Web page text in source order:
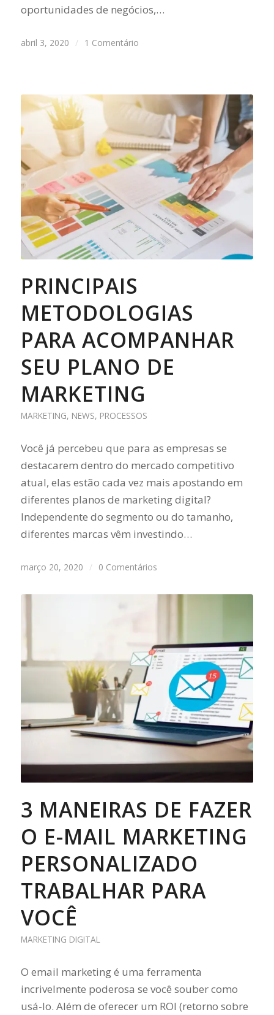
oportunidades de negócios,…
abril 3, 2020 / 1 Comentário
PRINCIPAIS
METODOLOGIAS
PARA ACOMPANHAR
SEU PLANO DE
MARKETING
MARKETING, NEWS, PROCESSOS
Você já percebeu que para as empresas se
destacarem dentro do mercado competitivo
atual, elas estão cada vez mais apostando em
diferentes planos de marketing digital?
Independente do segmento ou do tamanho,
diferentes marcas vêm investindo…
março 20, 2020 / 0 Comentários
3 MANEIRAS DE FAZER
O E-MAIL MARKETING
PERSONALIZADO
TRABALHAR PARA
VOCÊ
MARKETING DIGITAL
O email marketing é uma ferramenta
incrivelmente poderosa se você souber como
usá-lo. Além de oferecer um ROI (retorno sobre